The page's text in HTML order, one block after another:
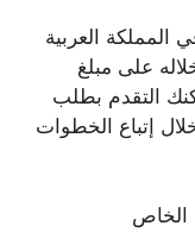
المملكة العربية
على مبلغ
التقدم بطلب
إتباع الخطوات
الخاص